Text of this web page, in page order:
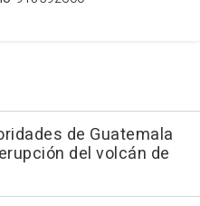
de Guatemala
del volcán de